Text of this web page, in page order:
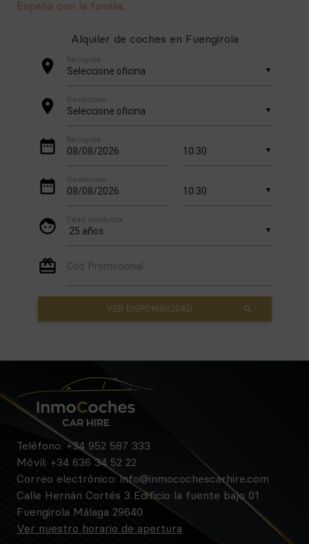
España con la familia.
Alquiler de coches en Fuengirola
Teléfono: +34 952 587 333
Móvil: +34 636 34 52 22
Correo electrónico:info@inmocochescarhire.com
Calle Hernán Cortés 3 Edificio la fuente bajo 01
Fuengirola Málaga 29640
Ver nuestro horario de apertura